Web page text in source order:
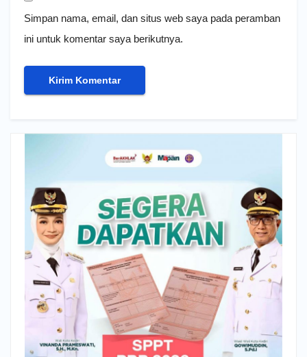
Simpan nama, email, dan situs web saya pada peramban
ini untuk komentar saya berikutnya.